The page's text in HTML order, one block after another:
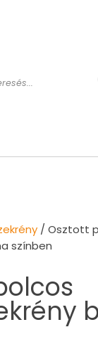
/ Osztott
színben